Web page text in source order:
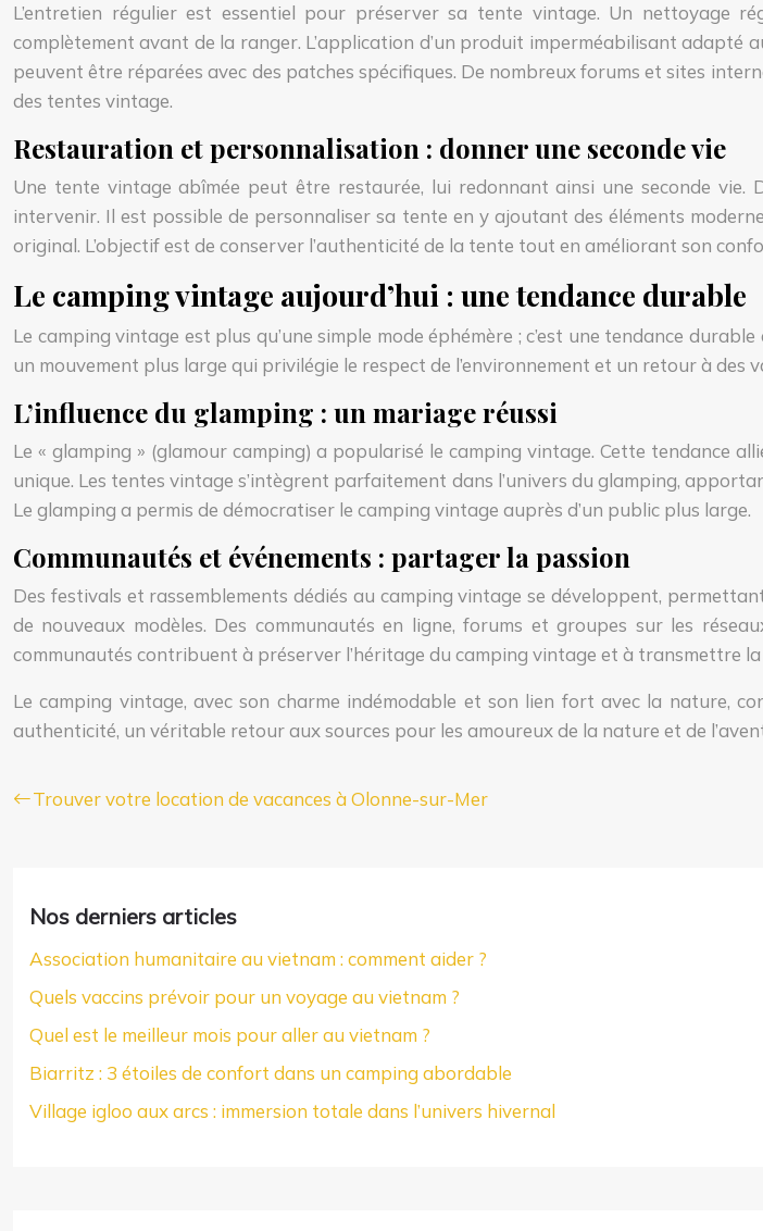
L’entretien régulier est essentiel pour préserver sa tente vintage. Un nettoyage
complètement avant de la ranger. L’application d’un produit imperméabilisant
peuvent être réparées avec des patches spécifiques. De nombreux forums et sites
des tentes vintage.
Restauration et personnalisation : donner une seconde vie
Une tente vintage abîmée peut être restaurée, lui redonnant ainsi une seconde
intervenir. Il est possible de personnaliser sa tente en y ajoutant des éléments
original. L’objectif est de conserver l’authenticité de la tente tout en améliorant son
Le camping vintage aujourd’hui : une tendance durable
Le camping vintage est plus qu’une simple mode éphémère ; c’est une tendance
un mouvement plus large qui privilégie le respect de l’environnement et un retour à des
L’influence du glamping : un mariage réussi
Le « glamping » (glamour camping) a popularisé le camping vintage. Cette tendance
unique. Les tentes vintage s’intègrent parfaitement dans l’univers du glamping,
Le glamping a permis de démocratiser le camping vintage auprès d’un public plus large.
Communautés et événements : partager la passion
Des festivals et rassemblements dédiés au camping vintage se développent,
de nouveaux modèles. Des communautés en ligne, forums et groupes sur les
communautés contribuent à préserver l’héritage du camping vintage et à transmettre
Le camping vintage, avec son charme indémodable et son lien fort avec la nature,
authenticité, un véritable retour aux sources pour les amoureux de la nature et de
Trouver votre location de vacances à Olonne-sur-Mer
Nos derniers articles
Association humanitaire au vietnam : comment aider ?
Quels vaccins prévoir pour un voyage au vietnam ?
Quel est le meilleur mois pour aller au vietnam ?
Biarritz : 3 étoiles de confort dans un camping abordable
Village igloo aux arcs : immersion totale dans l’univers hivernal